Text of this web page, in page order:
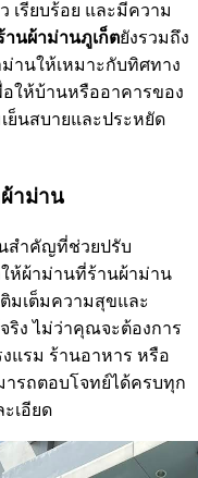
เรียบร้อย และมีความ
านผ้าม่านภูเก็ตยังรวมถึง
านให้เหมาะกับทิศทาง
ให้บ้านหรืออาคารของ
ย็นสบายและประหยัด
าม่าน
นสำคัญที่ช่วยปรับ
ห้ผ้าม่านที่ร้านผ้าม่าน
มเต็มความสุขและ
ริง ไม่ว่าคุณจะต้องการ
แรม ร้านอาหาร หรือ
ารถตอบโจทย์ได้ครบทุก
เอียด